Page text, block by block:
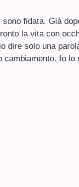
fidata. Già
la vita con
dire solo una
Io lo